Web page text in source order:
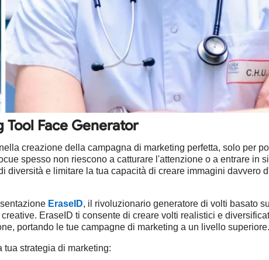
Face Generator
creazione della campagna di marketing perfetta, solo per
spesso non riescono a catturare l'attenzione o a entrare in
diversità e limitare la tua capacità di creare immagini davvero
EraseID, il rivoluzionario generatore di volti basato
EraseID ti consente di creare volti realistici e
portando le tue campagne di marketing a un livello superiore.
tua strategia di marketing: